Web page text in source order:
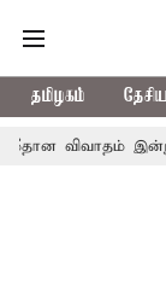
தமிழகம்
இன்று தொடக்கம்: